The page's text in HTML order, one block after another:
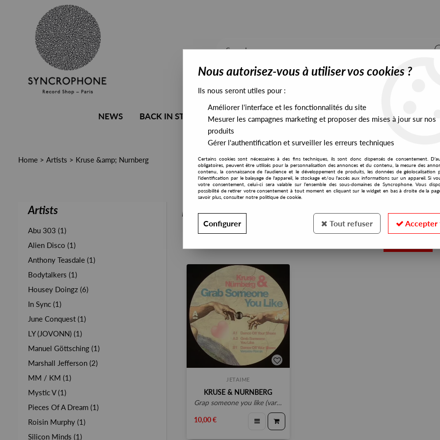
NEWS BACK IN STOCK ALL STOCK EXCLUSIVES PRESALES EXCLUSIVES
Home > Artists > Kruse &amp; Nurnberg
Artists
Abu 303 (1)
Alien Disco (1)
Anthony Teasdale (1)
Bodytalkers (1)
Housey Doingz (6)
In Sync (1)
June Conquest (1)
LY (JOVONN) (1)
Manuel Göttsching (1)
Marshall Jefferson (2)
MM / KM (1)
Mystic V (1)
Pieces Of A Dream (1)
Roisin Murphy (1)
Silicon Minds (1)
PRESALES EXCLUSIVES
JETAIME
KRUSE & NURNBERG
grap someone you like (varoslav remix)
10,00 €
Nous autorisez-vous à utiliser vos cookies ?
Ils nous seront utiles pour :
Améliorer l'interface et les fonctionnalités du site
Mesurer les campagnes marketing et proposer des mises à jour sur nos
produits
Gérer l'authentification et surveiller les erreurs techniques
Certains cookies sont nécessaires à des fins techniques, ils sont donc dispensés de consentement.
obligatoires, peuvent être utilisés pour la personnalisation des annonces et du contenu, la mesure des
contenu, la connaissance de l'audience et le développement de produits, les données de géolocalisation
l'identification par le balayage de l'appareil, le stockage et/ou l'accès aux informations sur un appareil. Si
votre consentement, celui-ci sera valable sur l’ensemble des sous-domaines de Syncrophone. Vous
possibilité de retirer votre consentement à tout moment en cliquant sur le widget en bas à droite de la
savoir plus, consulter notre politique de cookie.
Configurer Tout refuser Accepter